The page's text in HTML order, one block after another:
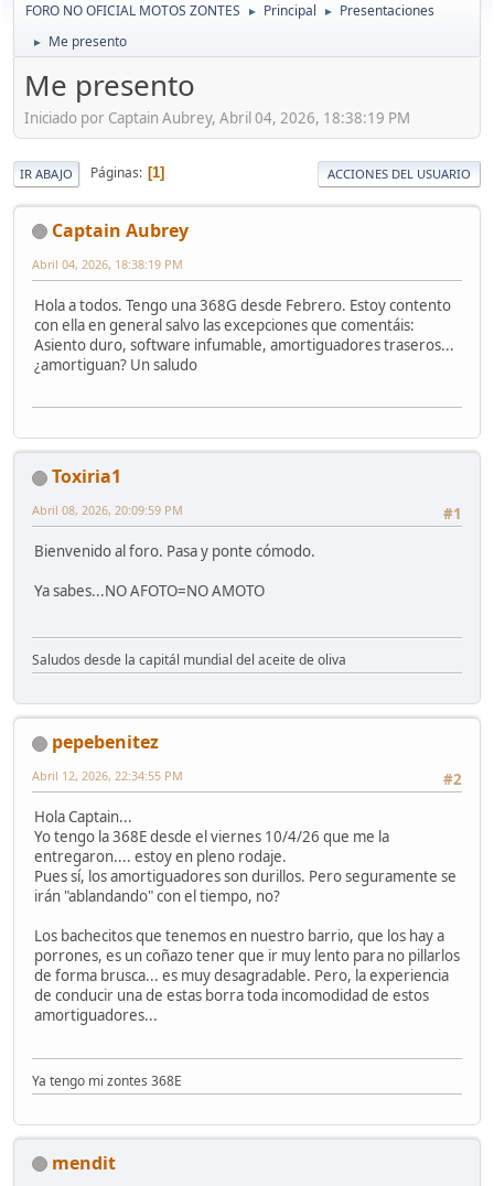
FORO NO OFICIAL MOTOS ZONTES ► Principal ► Presentaciones
► Me presento
Me presento
Iniciado por Captain Aubrey, Abril 04, 2026, 18:38:19 PM
IR ABAJO Páginas 1 ACCIONES DEL USUARIO
Captain Aubrey
Abril 04, 2026, 18:38:19 PM
Hola a todos. Tengo una 368G desde Febrero. Estoy contento
con ella en general salvo las excepciones que comentáis:
Asiento duro, software infumable, amortiguadores traseros...
¿amortiguan? Un saludo
Toxiria1
#1
Abril 08, 2026, 20:09:59 PM
Bienvenido al foro. Pasa y ponte cómodo.
Ya sabes...NO AFOTO=NO AMOTO
Saludos desde la capitál mundial del aceite de oliva
pepebenitez
#2
Abril 12, 2026, 22:34:55 PM
Hola Captain...
Yo tengo la 368E desde el viernes 10/4/26 que me la
entregaron.... estoy en pleno rodaje.
Pues sí, los amortiguadores son durillos. Pero seguramente se
irán "ablandando" con el tiempo, no?
Los bachecitos que tenemos en nuestro barrio, que los hay a
porrones, es un coñazo tener que ir muy lento para no pillarlos
de forma brusca... es muy desagradable. Pero, la experiencia
de conducir una de estas borra toda incomodidad de estos
amortiguadores...
Ya tengo mi zontes 368E
mendit